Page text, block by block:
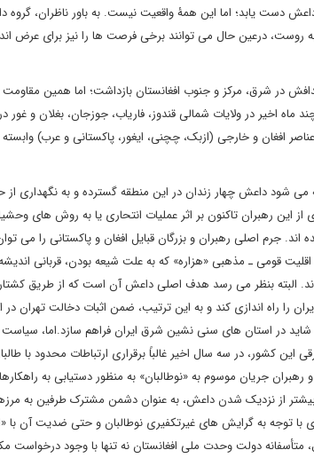
دست یابد؛ اما این همۀ واقعیت نیست. به باور ناظران، گروه
درعین حال می توانند برخی فرصت ها را نیز برای عرض
طول سال 2016 داعش را از دستیابی به اهدافش در شرق، مرکز و جنوب افغانستان بازداشت؛ اما همین
اخیر در ولایات شمالی قندوز، فاریاب، جوزجان، بغلان و غور
افغان و خارجی (ازبک، چچنی، ایغور، پاکستانی و عرب) وابسته
می شود داعش چهار زندان در این منطقه گسترده و به نگهداری از
رهبران تاکنون بر اثر عملیات انتحاری یا به روش های
جرم اصلی رهبران و بزرگان قبایل افغان و پاکستانی را می
قومی ـ مذهبی «هزاره» که به علت شیعه بودن، قربانی
البته بنظر می رسد هدف اصلی داعش آن است که از طریق
راه اندازی کند و به این ترتیب، ضمن اثبات دخالت تهران در
شاید در استان های سنی نشین شرق ایران فراهم سازد.اما، سیاست
کشور، در سه سال اخیر غالباً برقراری ارتباطات محدود با
جریان موسوم به «نوطالبان» به منظور دستیابی به
از نزدیک شدن داعش، به عنوان دشمن مشترک طرفین به
توجه به گرایش های غیرتکفیری نوطالبان و حتی ضدیت آن با
متأسفانه دولت وحدت ملی افغانستان نه تنها با وجود درخواست